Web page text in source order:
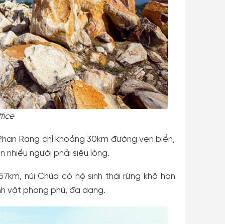
Rang chỉ khoảng 30km đường ven biển,
nhiều người phải siêu lòng.
núi Chúa có hệ sinh thái rừng khô hạn
vật phong phú, đa dạng.